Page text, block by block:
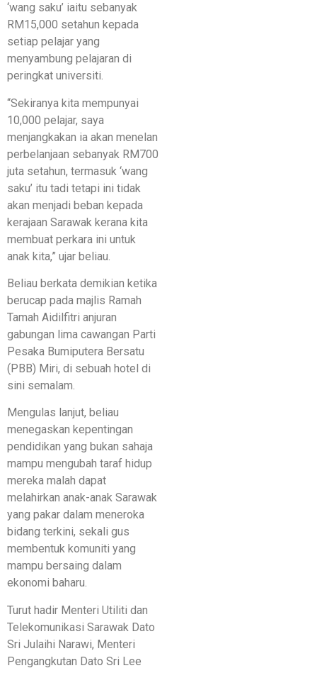
‘wang saku’ iaitu sebanyak
RM15,000 setahun kepada
setiap pelajar yang
menyambung pelajaran di
peringkat universiti.
“Sekiranya kita mempunyai
10,000 pelajar, saya
menjangkakan ia akan menelan
perbelanjaan sebanyak RM700
juta setahun, termasuk ‘wang
saku’ itu tadi tetapi ini tidak
akan menjadi beban kepada
kerajaan Sarawak kerana kita
membuat perkara ini untuk
anak kita,” ujar beliau.
Beliau berkata demikian ketika
berucap pada majlis Ramah
Tamah Aidilfitri anjuran
gabungan lima cawangan Parti
Pesaka Bumiputera Bersatu
(PBB) Miri, di sebuah hotel di
sini semalam.
Mengulas lanjut, beliau
menegaskan kepentingan
pendidikan yang bukan sahaja
mampu mengubah taraf hidup
mereka malah dapat
melahirkan anak-anak Sarawak
yang pakar dalam meneroka
bidang terkini, sekali gus
membentuk komuniti yang
mampu bersaing dalam
ekonomi baharu.
Turut hadir Menteri Utiliti dan
Telekomunikasi Sarawak Dato
Sri Julaihi Narawi, Menteri
Pengangkutan Dato Sri Lee